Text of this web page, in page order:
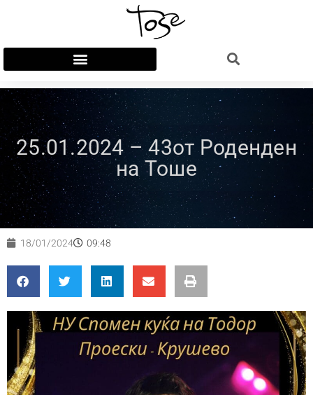
25.01.2024 – 43от Роденден
на Тоше
18/01/2024 09:48